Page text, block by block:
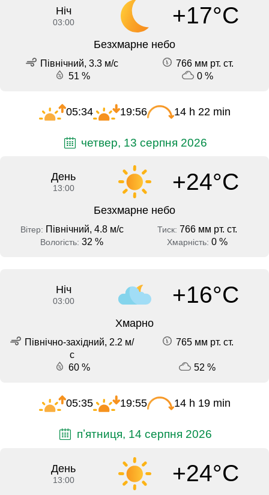
Ніч
03:00 +17°C
Безхмарне небо
Північний, 3.3 м/с
766 мм рт. ст.
51 %
0 %
05:34 19:56 14 h 22 min
четвер, 13 серпня 2026
День
13:00 +24°C
Безхмарне небо
Вітер: Північний, 4.8 м/с Тиск: 766 мм рт. ст.
Вологість: 32 % Хмарність: 0 %
Ніч
03:00 +16°C
Хмарно
Північно-західний, 2.2 м/
с
765 мм рт. ст.
60 % 52 %
05:35 19:55 14 h 19 min
пʼятниця, 14 серпня 2026
День
13:00 +24°C